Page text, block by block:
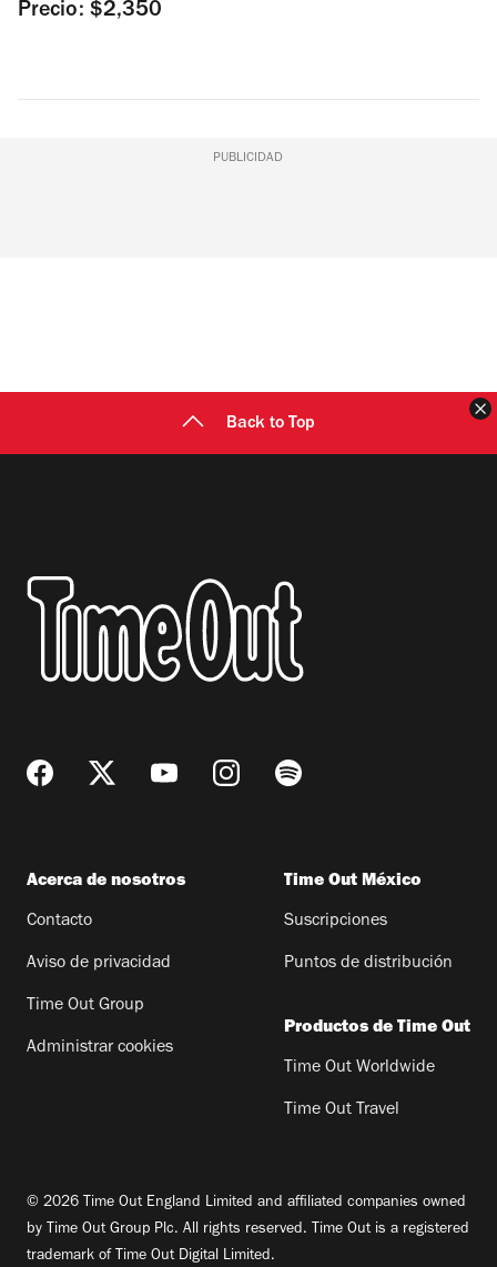
Precio: $2,350
PUBLICIDAD
Back to Top
Acerca de nosotros
Contacto
Aviso de privacidad
Time Out Group
Administrar cookies
Time Out México
Suscripciones
Puntos de distribución
Productos de Time Out
Time Out Worldwide
Time Out Travel
© 2026 Time Out England Limited and affiliated companies owned
by Time Out Group Plc. All rights reserved. Time Out is a registered
trademark of Time Out Digital Limited.